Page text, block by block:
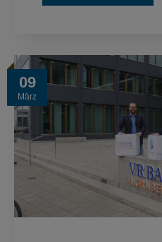
09
März